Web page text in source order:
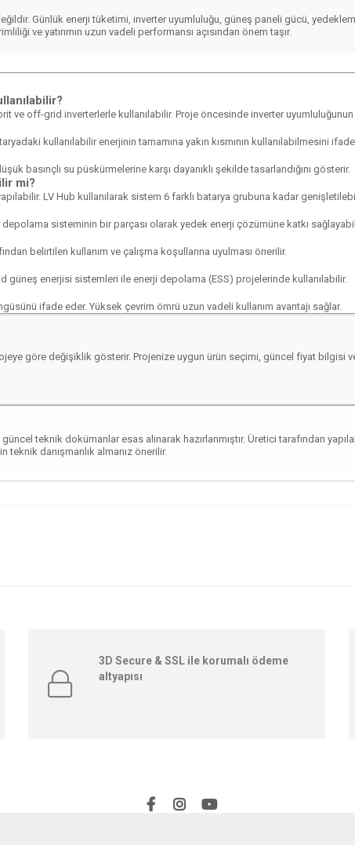
Günlük enerji tüketimi, inverter uyumluluğu, güneş paneli gücü,
ve yatırımın uzun vadeli performansı açısından önem taşır.
ve off-grid inverterlerle kullanılabilir. Proje öncesinde inverter
kullanılabilir enerjinin tamamına yakın kısmının kullanılabilmesini
basınçlı su püskürmelerine karşı dayanıklı şekilde tasarlandığını gösterir.
mi?
LV Hub kullanılarak sistem 6 farklı batarya grubuna kadar
depolama sisteminin bir parçası olarak yedek enerji çözümüne katkı
belirtilen kullanım ve çalışma koşullarına uyulması önerilir.
enerjisi sistemleri ile enerji depolama (ESS) projelerinde kullanılabilir.
ifade eder. Yüksek çevrim ömrü uzun vadeli kullanım avantajı sağlar.
göre değişiklik gösterir. Projenize uygun ürün seçimi, güncel fiyat
teknik dokümanlar esas alınarak hazırlanmıştır. Üretici tarafından
teknik danışmanlık almanız önerilir.
3D Secure & SSL ile korumalı ödeme
altyapısı